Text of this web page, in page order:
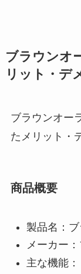
ブラウンオ
リット・デ
ブラウンオー
たメリット・
商品概要
製品名：
メーカー
主な機能：